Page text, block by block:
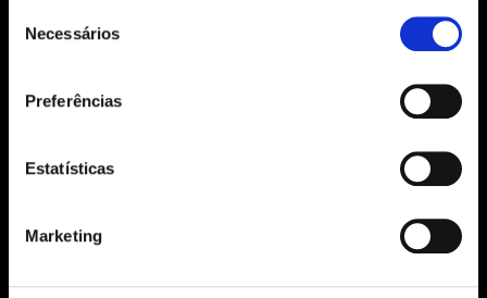
Necessários
Preferências
Estatísticas
MarketingAviso Legal